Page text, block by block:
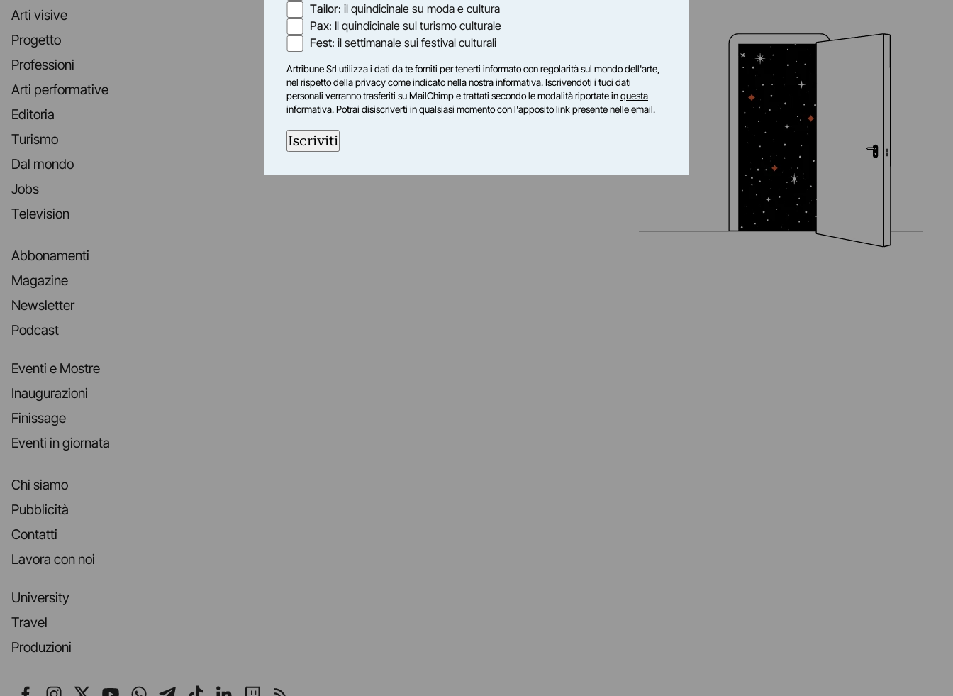
Arti visive
Progetto
Professioni
Arti performative
Editoria
Turismo
Dal mondo
Jobs
Television
Abbonamenti
Magazine
Newsletter
Podcast
Eventi e Mostre
Inaugurazioni
Finissage
Eventi in giornata
Chi siamo
Pubblicità
Contatti
Lavora con noi
University
Travel
Produzioni
Tailor: il quindicinale su moda e cultura
Pax: Il quindicinale sul turismo culturale
Fest: il settimanale sui festival culturali
Artribune Srl utilizza i dati da te forniti per tenerti informato con regolarità sul mondo dell'arte,
nel rispetto della privacy come indicato nellanostra informativa. Iscrivendoti i tuoi dati
personali verranno trasferiti su MailChimp e trattati secondo le modalità riportate inquesta
informativa. Potrai disiscriverti in qualsiasi momento con l'apposito link presente nelle email.
Iscriviti